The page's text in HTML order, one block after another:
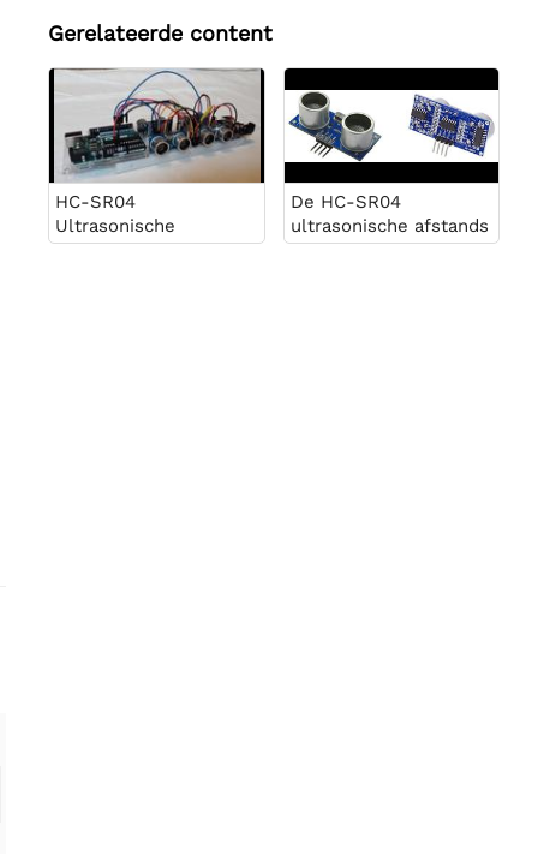
Gerelateerde content
HC-SR04
Ultrasonische
sensoren op een
De HC-SR04
ultrasonische afstands
detectie module